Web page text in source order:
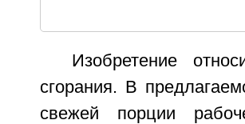
Изобретение
сгорания. В
свежей порции